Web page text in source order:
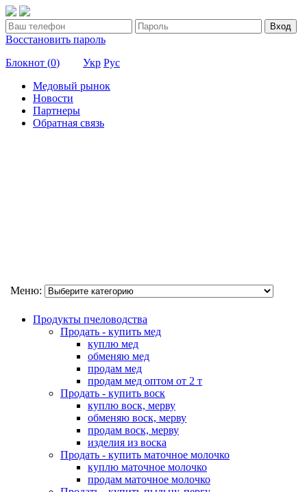
Вход
Восстановить пароль
Блокнот (0) Укр Рус
Медовый рынок
Новости
Партнеры
Обратная связь
Меню:
Продукты пчеловодства
Продать - купить мед
куплю мед
обменяю мед
продам мед
продам мед оптом от 2 т
Продать - купить воск
куплю воск, мерву
обменяю воск, мерву
продам воск, мерву
изделия из воска
Продать - купить маточное молочко
куплю маточное молочко
продам маточное молочко